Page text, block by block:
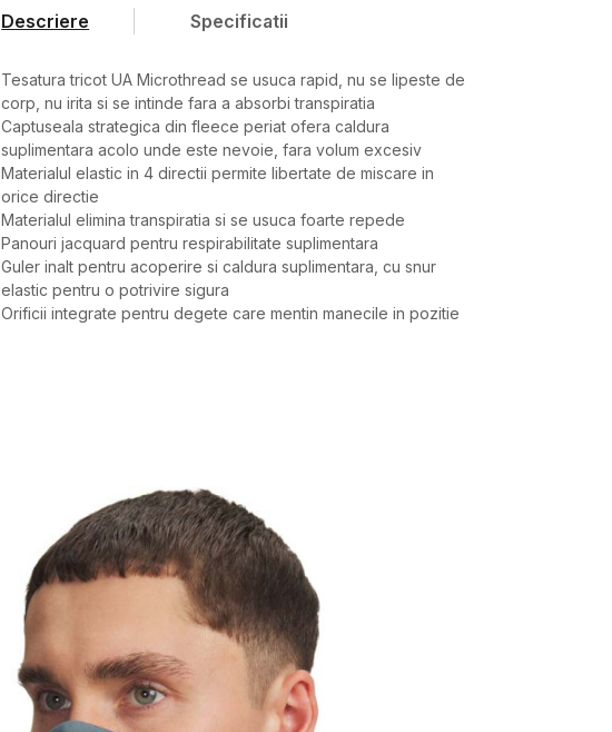
Descriere Specificatii
Tesatura tricot UA Microthread se usuca rapid, nu se lipeste de
corp, nu irita si se intinde fara a absorbi transpiratia
Captuseala strategica din fleece periat ofera caldura
suplimentara acolo unde este nevoie, fara volum excesiv
Materialul elastic in 4 directii permite libertate de miscare in
orice directie
Materialul elimina transpiratia si se usuca foarte repede
Panouri jacquard pentru respirabilitate suplimentara
Guler inalt pentru acoperire si caldura suplimentara, cu snur
elastic pentru o potrivire sigura
Orificii integrate pentru degete care mentin manecile in pozitie
BARBATI